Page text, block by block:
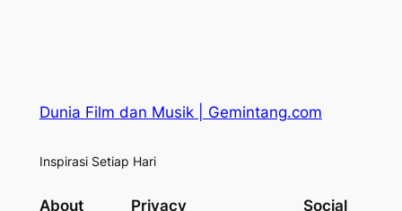
Dunia Film dan Musik | Gemintang.com
Inspirasi Setiap Hari
About Privacy Social